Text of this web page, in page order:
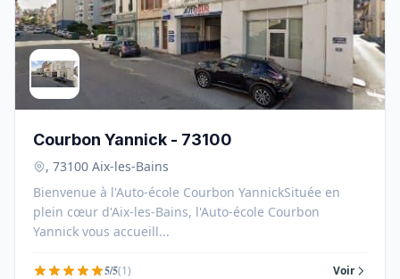
Courbon Yannick - 73100
, 73100 Aix-les-Bains
Bienvenue à l'Auto-école Courbon YannickSituée en
plein cœur d'Aix-les-Bains, l'Auto-école Courbon
Yannick vous accueill...
5/5(1) Voir